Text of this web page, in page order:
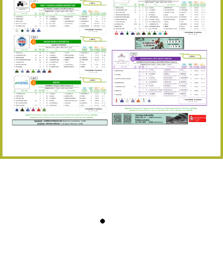
19/07 11:30 Uztailaren 19a / 19 de
25/07 11:30 Uztailaren 25a / 25 de
02/08 17:30 Abuztuaren 2a / 2 de
09/08 17:30 Abuztuaren 9a / 9 de
12/08 12:24 Abuztaren 12a / 12 de
15/08 17:05 Abuztuaren 15a / 15 de
30/08 17:30 Abuztuaren 30a / 30 de